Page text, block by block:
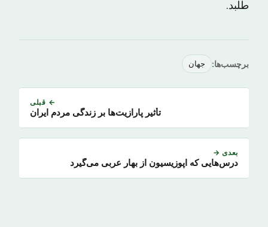
طلبد.
برچسب‌ها: جهان
← قبلی
تأثیر پارازیت‌ها بر زندگی مردم ایران
بعدی →
درس‌هایی که اپوزیسیون از بهار عربی می‌گیرد